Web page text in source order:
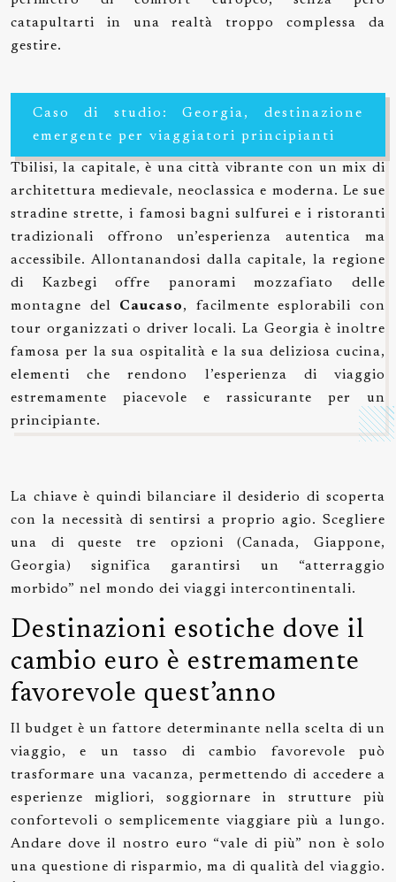
catapultarti in una realtà troppo complessa da
gestire.
Caso di studio: Georgia, destinazione
emergente per viaggiatori principianti
Tbilisi, la capitale, è una città vibrante con un mix di
architettura medievale, neoclassica e moderna. Le sue
stradine strette, i famosi bagni sulfurei e i ristoranti
tradizionali offrono un’esperienza autentica ma
accessibile. Allontanandosi dalla capitale, la regione
di Kazbegi offre panorami mozzafiato delle
montagne del Caucaso, facilmente esplorabili con
tour organizzati o driver locali. La Georgia è inoltre
famosa per la sua ospitalità e la sua deliziosa cucina,
elementi che rendono l’esperienza di viaggio
estremamente piacevole e rassicurante per un
principiante.
La chiave è quindi bilanciare il desiderio di scoperta
con la necessità di sentirsi a proprio agio. Scegliere
una di queste tre opzioni (Canada, Giappone,
Georgia) significa garantirsi un “atterraggio
morbido” nel mondo dei viaggi intercontinentali.
Destinazioni esotiche dove il
cambio euro è estremamente
favorevole quest’anno
Il budget è un fattore determinante nella scelta di un
viaggio, e un tasso di cambio favorevole può
trasformare una vacanza, permettendo di accedere a
esperienze migliori, soggiornare in strutture più
confortevoli o semplicemente viaggiare più a lungo.
Andare dove il nostro euro “vale di più” non è solo
una questione di risparmio, ma di qualità del viaggio.